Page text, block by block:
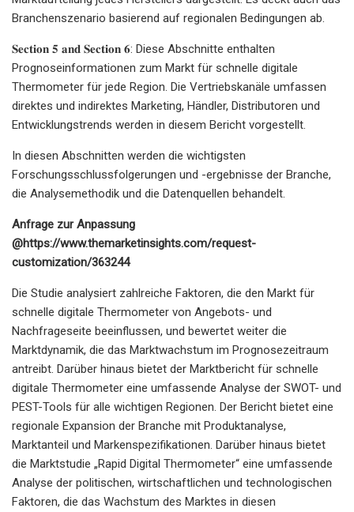
Branchenszenario basierend auf regionalen Bedingungen ab.
𝐒𝐞𝐜𝐭𝐢𝐨𝐧 𝟓 𝐚𝐧𝐝 𝐒𝐞𝐜𝐭𝐢𝐨𝐧 𝟔: Diese Abschnitte enthalten
Prognoseinformationen zum Markt für schnelle digitale
Thermometer für jede Region. Die Vertriebskanäle umfassen
direktes und indirektes Marketing, Händler, Distributoren und
Entwicklungstrends werden in diesem Bericht vorgestellt.
In diesen Abschnitten werden die wichtigsten
Forschungsschlussfolgerungen und -ergebnisse der Branche,
die Analysemethodik und die Datenquellen behandelt.
Anfrage zur Anpassung
@https://www.themarketinsights.com/request-
customization/363244
Die Studie analysiert zahlreiche Faktoren, die den Markt für
schnelle digitale Thermometer von Angebots- und
Nachfrageseite beeinflussen, und bewertet weiter die
Marktdynamik, die das Marktwachstum im Prognosezeitraum
antreibt. Darüber hinaus bietet der Marktbericht für schnelle
digitale Thermometer eine umfassende Analyse der SWOT- und
PEST-Tools für alle wichtigen Regionen. Der Bericht bietet eine
regionale Expansion der Branche mit Produktanalyse,
Marktanteil und Markenspezifikationen. Darüber hinaus bietet
die Marktstudie „Rapid Digital Thermometer“ eine umfassende
Analyse der politischen, wirtschaftlichen und technologischen
Faktoren, die das Wachstum des Marktes in diesen